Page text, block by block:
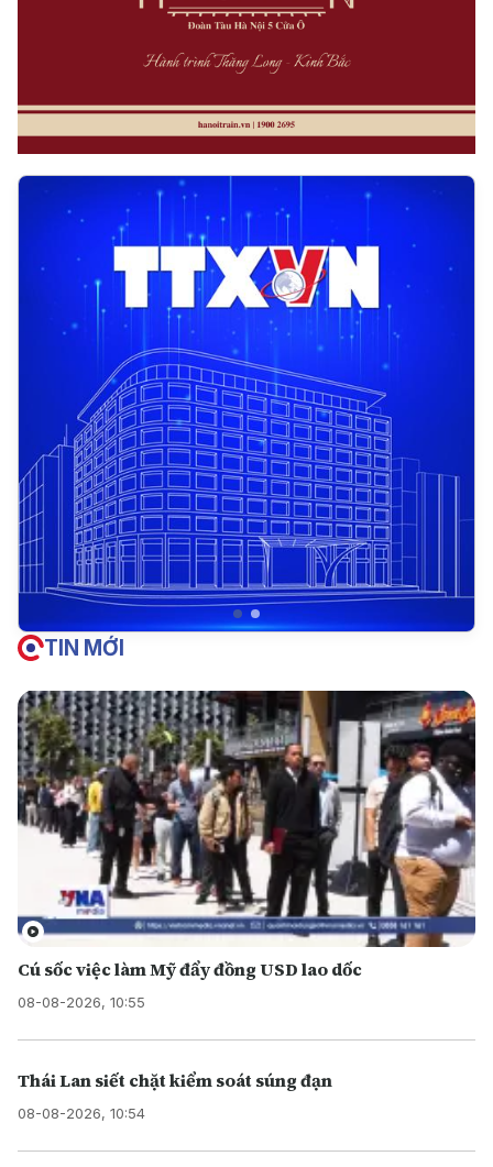
TIN MỚI
Cú sốc việc làm Mỹ đẩy đồng USD lao dốc
08-08-2026, 10:55
Thái Lan siết chặt kiểm soát súng đạn
08-08-2026, 10:54